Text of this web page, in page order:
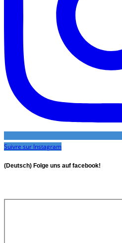
Suivre sur Instagram
(Deutsch) Folge uns auf facebook!